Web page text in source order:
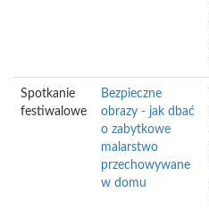
Spotkanie
festiwalowe
Bezpieczne
obrazy - jak dbać
o zabytkowe
malarstwo
przechowywane
w domu